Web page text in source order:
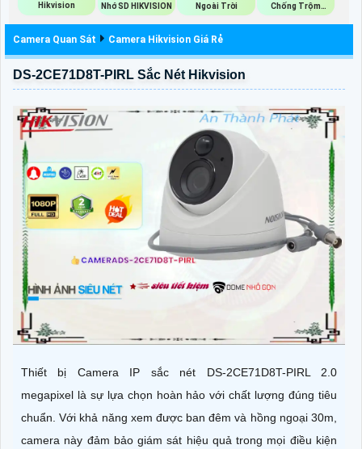
Hikvision
Nhớ SD HIKVISION
Ngoài Trời
Chống Trộm
Hikvision
Camera Quan Sát Camera Hikvision Giá Rẻ
DS-2CE71D8T-PIRL Sắc Nét Hikvision
Thiết bị Camera IP sắc nét DS-2CE71D8T-PIRL 2.0
megapixel là sự lựa chọn hoàn hảo với chất lượng đúng tiêu
chuẩn. Với khả năng xem được ban đêm và hồng ngoại 30m,
camera này đảm bảo giám sát hiệu quả trong mọi điều kiện